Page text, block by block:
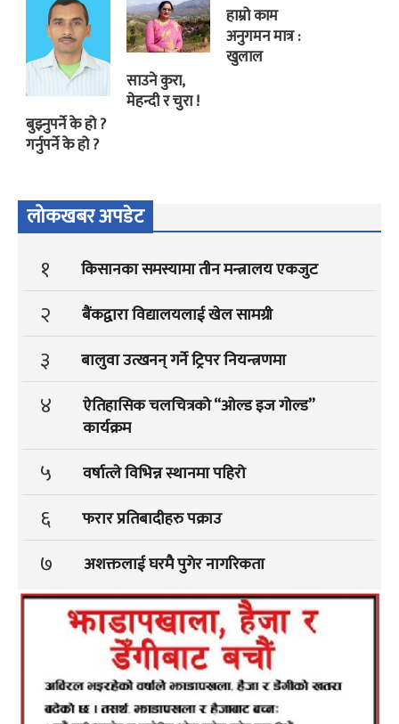
बुझ्नुपर्ने के हो ?
गर्नुपर्ने के हो ?
साउने कुरा,
मेहन्दी र चुरा !
हाम्रो काम
अनुगमन मात्र :
खुलाल
लोकखबर अपडेट
१ किसानका समस्यामा तीन मन्त्रालय एकजुट
२ बैंकद्वारा विद्यालयलाई खेल सामग्री
३ बालुवा उत्खनन् गर्ने ट्रिपर नियन्त्रणमा
४
ऐतिहासिक चलचित्रको “ओल्ड इज गोल्ड”
कार्यक्रम
५ वर्षात्ले विभिन्न स्थानमा पहिरो
६ फरार प्रतिबादीहरु पक्राउ
७ अशक्तलाई घरमै पुगेर नागरिकता